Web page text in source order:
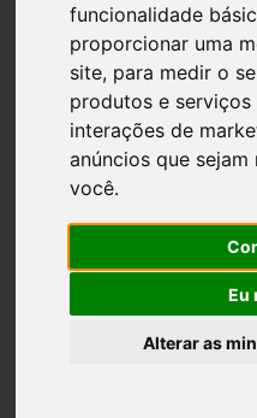
funcionalidade
proporcionar uma
site, para medir o
produtos e
interações de
anúncios que
você.
Eu
Alterar as